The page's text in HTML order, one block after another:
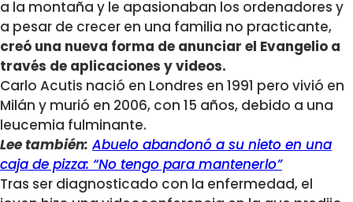
a la montaña y le apasionaban los ordenadores y
a pesar de crecer en una familia no practicante,
creó una nueva forma de anunciar el Evangelio a
través de aplicaciones y videos.
Carlo Acutis nació en Londres en 1991 pero vivió en
Milán y murió en 2006, con 15 años, debido a una
leucemia fulminante.
Lee también: Abuelo abandonó a su nieto en una
caja de pizza: “No tengo para mantenerlo”
Tras ser diagnosticado con la enfermedad, el